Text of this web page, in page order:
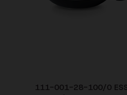
111-001-28-100/0